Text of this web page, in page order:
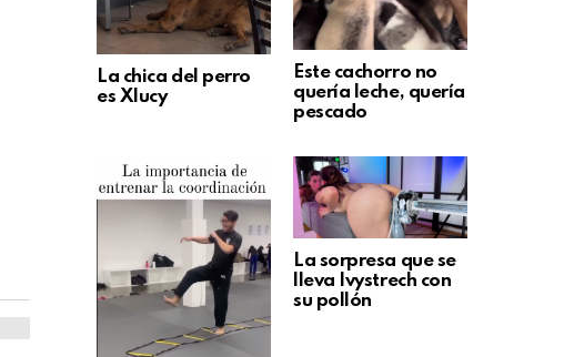
La chica del perro
es Xlucy
Este cachorro no
quería leche, quería
pescado
La sorpresa que se
lleva Ivystrech con
su pollón